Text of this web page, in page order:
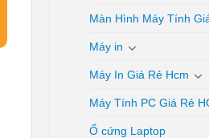
Màn Hình Máy Tính
Máy in
Máy In Giá Rẻ Hcm
Máy Tính PC Giá Rẻ
Ổ cứng Laptop